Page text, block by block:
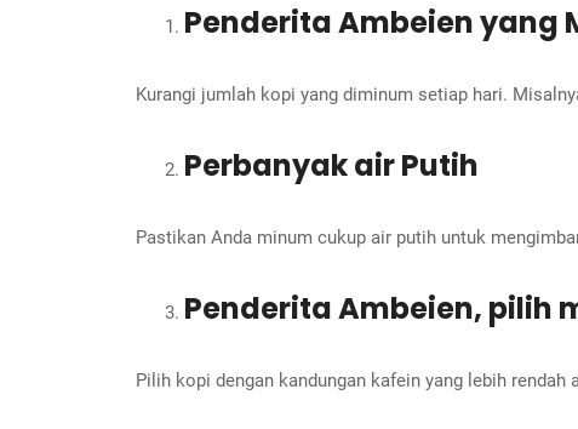
Penderita Ambeien yang
Kurangi jumlah kopi yang diminum setiap hari.
Perbanyak air Putih
Pastikan Anda minum cukup air putih untuk
Penderita Ambeien, pilih
Pilih kopi dengan kandungan kafein yang lebih